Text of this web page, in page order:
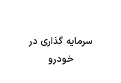
سرمایه گذاری در
خودرو